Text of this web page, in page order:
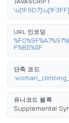
JAVASCRIPT
URL 인코딩
F%B8%8F
단축 코드
유니코드 블록
Supplemental